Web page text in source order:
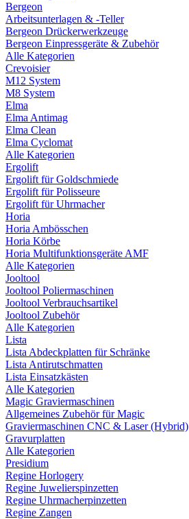
Bergeon
Arbeitsunterlagen & -Teller
Bergeon Drückerwerkzeuge
Bergeon Einpressgeräte & Zubehör
Alle Kategorien
Crevoisier
M12 System
M8 System
Elma
Elma Antimag
Elma Clean
Elma Cyclomat
Alle Kategorien
Ergolift
Ergolift für Goldschmiede
Ergolift für Polisseure
Ergolift für Uhrmacher
Horia
Horia Ambösschen
Horia Körbe
Horia Multifunktionsgeräte AMF
Alle Kategorien
Jooltool
Jooltool Poliermaschinen
Jooltool Verbrauchsartikel
Jooltool Zubehör
Alle Kategorien
Lista
Lista Abdeckplatten für Schränke
Lista Antirutschmatten
Lista Einsatzkästen
Alle Kategorien
Magic Graviermaschinen
Allgemeines Zubehör für Magic
Graviermaschinen CNC & Laser (Hybrid)
Gravurplatten
Alle Kategorien
Presidium
Regine Horlogery
Regine Juwelierspinzetten
Regine Uhrmacherpinzetten
Regine Zangen